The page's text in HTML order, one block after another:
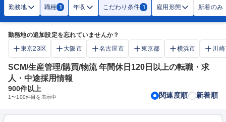
勤務地 職種 1 年収 こだわり条件 1 雇用形態 新着のみ
勤務地の追加設定を忘れていませんか？
東京23区
大阪市 名古屋市 東京都 横浜市 川
SCM/生産管理/購買/物流 年間休日120日以上の転職・求
人・中途採用情報
900件以上
1〜100件目を表示中 関連度順 新着順